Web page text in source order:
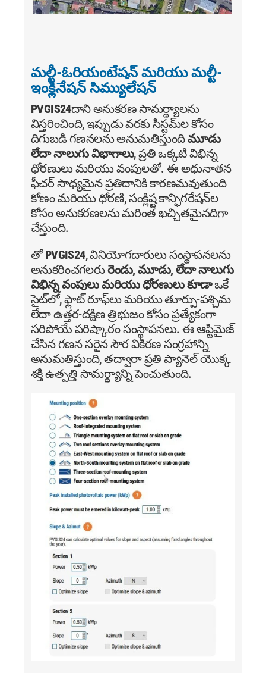
మల్టీ-ఓరియంటేషన్ మరియు మల్టీ-
ఇంక్లినేషన్ సిమ్యులేషన్
PVGIS24దాని అనుకరణ సామర్థ్యాలను
విస్తరించింది, ఇప్పుడు వరకు సిస్టమ్‌ల కోసం
దిగుబడి గణనలను అనుమతిస్తుందిమూడు
లేదా నాలుగు విభాగాలు, ప్రతి ఒక్కటి విభిన్న
ధోరణులు మరియు వంపులతో. ఈ అధునాతన
ఫీచర్ సాధ్యమైన ప్రతిదానికి కారణమవుతుంది
కోణం మరియు ధోరణి, సంక్లిష్ట కాన్ఫిగరేషన్‌ల
కోసం అనుకరణలను మరింత ఖచ్చితమైనదిగా
చేస్తుంది.
తోPVGIS24, వినియోగదారులు సంస్థాపనలను
అనుకరించగలరురెండు, మూడు, లేదా నాలుగు
విభిన్న వంపులు మరియు ధోరణులు కూడాఒకే
సైట్‌లో, ఫ్లాట్ రూఫ్‌లు మరియు తూర్పు-పశ్చిమ
లేదా ఉత్తర-దక్షిణ త్రిభుజం కోసం ప్రత్యేకంగా
సరిపోయే పరిష్కారం సంస్థాపనలు. ఈ ఆప్టిమైజ్
చేసిన గణన సరైన సౌర వికిరణ సంగ్రహాన్ని
అనుమతిస్తుంది, తద్వారా ప్రతి ప్యానెల్ యొక్క
శక్తి ఉత్పత్తి సామర్థ్యాన్ని పెంచుతుంది.